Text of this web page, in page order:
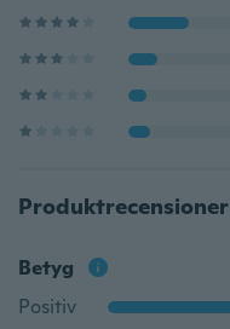
Produktrecensioner
Betyg
Positiv